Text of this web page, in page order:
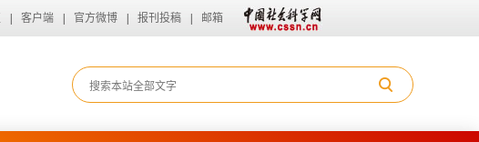
客户端 官方微博 报刊投稿 邮箱